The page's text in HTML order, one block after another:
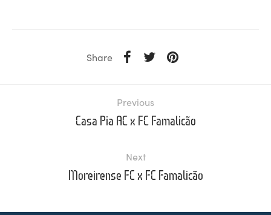
Share
Previous
Casa Pia AC x FC Famalicão
Next
Moreirense FC x FC Famalicão